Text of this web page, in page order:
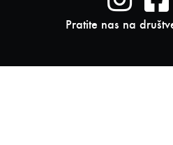
Pratite nas na